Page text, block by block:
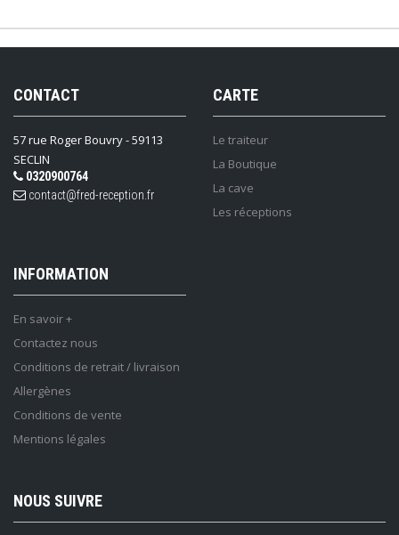
CONTACT
57 rue Roger Bouvry - 59113
SECLIN
0320900764
contact@fred-reception.fr
CARTE
Le traiteur
La Boutique
La cave
Les réceptions
INFORMATION
En savoir +
Contactez nous
Conditions de retrait / livraison
Allergènes
Conditions de vente
Mentions légales
NOUS SUIVRE